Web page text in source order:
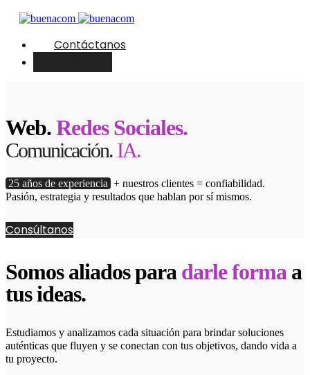
Contáctanos
Web.Redes Sociales.
Comunicación. IA.
25 años de experiencia + nuestros clientes = confiabilidad.
Pasión, estrategia y resultados que hablan por sí mismos.
Consúltanos
Somos aliados para darle forma a
tus ideas.
Estudiamos y analizamos cada situación para brindar soluciones
auténticas que fluyen y se conectan con tus objetivos, dando vida a
tu proyecto.